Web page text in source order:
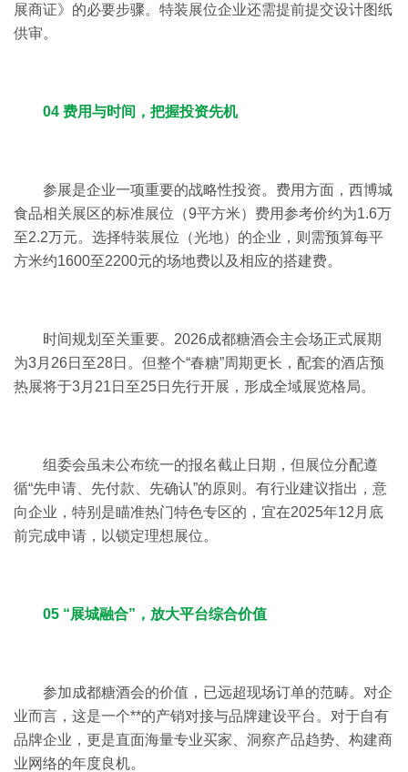
展商证》的必要步骤。特装展位企业还需提前提交设计图纸
供审。
04 费用与时间，把握投资先机
参展是企业一项重要的战略性投资。费用方面，西博城
食品相关展区的标准展位（9平方米）费用参考价约为1.6万
至2.2万元。选择特装展位（光地）的企业，则需预算每平
方米约1600至2200元的场地费以及相应的搭建费。
时间规划至关重要。2026成都糖酒会主会场正式展期
为3月26日至28日。但整个“春糖”周期更长，配套的酒店预
热展将于3月21日至25日先行开展，形成全域展览格局。
组委会虽未公布统一的报名截止日期，但展位分配遵
循“先申请、先付款、先确认”的原则。有行业建议指出，意
向企业，特别是瞄准热门特色专区的，宜在2025年12月底
前完成申请，以锁定理想展位。
05 “展城融合”，放大平台综合价值
参加成都糖酒会的价值，已远超现场订单的范畴。对企
业而言，这是一个**的产销对接与品牌建设平台。对于自有
品牌企业，更是直面海量专业买家、洞察产品趋势、构建商
业网络的年度良机。